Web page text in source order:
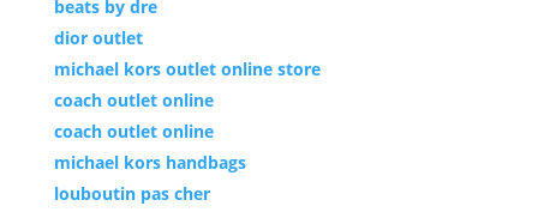
beats by dre
dior outlet
michael kors outlet online store
coach outlet online
coach outlet online
michael kors handbags
louboutin pas cher